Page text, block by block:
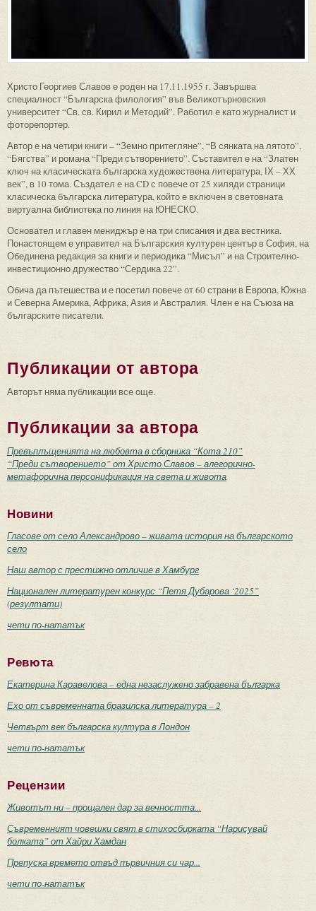
Христо Георгиев Славов е роден на 17.11.1955 г. Завършва
специалност “Българска филология” във Великотърновския
университет “Св. св. Кирил и Методий”. Работил е като журналист и
фоторепортер.
Автор е на четири книги – “Земно притегляне”, “В сянката на лятото”,
“Бягства” и романа “Преди сътворението”. Съставител е на “Златен
ключ на класическата българска художествена литература, ІХ – ХХ
век”, в 10 тома. Създател е на CD с повече от 25 хиляди страници
класическа българска литература, който е включен в световната
виртуална библиотека по линия на ЮНЕСКО.
Основател и главен мениджър е на три списания и два вестника.
Понастоящем е управител на Българския културен център в София, на
Обединена редакция за книги и периодика “Мисъл” и на Строително-
инвестиционно дружество “Сердика 22”.
Обича да пътешества и е посетил повече от 60 страни в Европа, Южна
и Северна Америка, Африка, Азия и Австралия. Член е на Съюза на
българските писатели.
Публикации от автора
Авторът няма публикации все още.
Публикации за автора
Превъплъщенията на любовта в сборника “Кота 210”
“Преди сътворението” от Христо Славов – алегорично-
метафорична персонификация на света и живота
Новини
Гласове от село Александрово – живата история на българското
село
Наш автор с престижно отличие в Хамбург
Национален литературен конкурс “Петя Дубарова ‘2025”
(резултати)
чети по-нататък
Ревюта
Екатерина Каравелова – една незаслужено забравена българка
Ехо от съвременната бразилска литература – 2
Четвърт век българска култура в Лондон
чети по-нататък
Рецензии
Животът ни – прощален дар за вечността...
Съвременният човешки свят в стихосбирката “Нарисувай
болката” от Хайри Хамдан
Препуска времето отвъд първичния си чар...
чети по-нататък